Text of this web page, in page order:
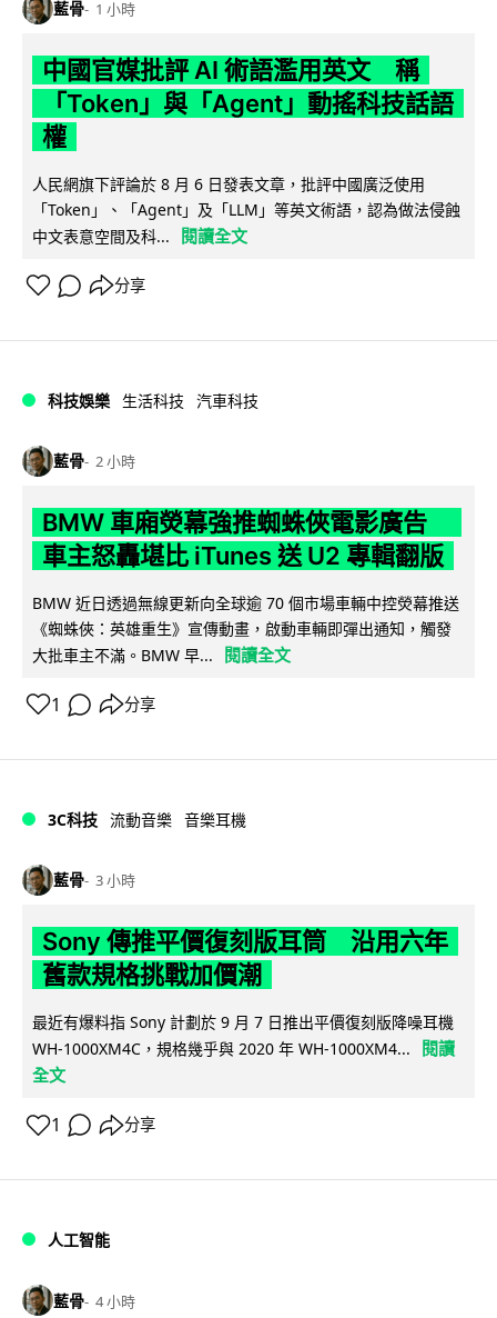
藍骨 1 小時
中國官媒批評 AI 術語濫用英文 稱
「Token」與「Agent」動搖科技話語
權
人民網旗下評論於 8 月 6 日發表文章，批評中國廣泛使用
「Token」、「Agent」及「LLM」等英文術語，認為做法侵蝕
中文表意空間及科...
閱讀全文
分享
科技娛樂 生活科技 汽車科技
藍骨 2 小時
BMW 車廂熒幕強推蜘蛛俠電影廣告
車主怒轟堪比 iTunes 送 U2 專輯翻版
BMW 近日透過無線更新向全球逾 70 個市場車輛中控熒幕推送
《蜘蛛俠：英雄重生》宣傳動畫，啟動車輛即彈出通知，觸發
大批車主不滿。BMW 早...
閱讀全文
1 分享
3C科技 流動音樂 音樂耳機
藍骨 3 小時
Sony 傳推平價復刻版耳筒 沿用六年
舊款規格挑戰加價潮
最近有爆料指 Sony 計劃於 9 月 7 日推出平價復刻版降噪耳機
WH-1000XM4C，規格幾乎與 2020 年 WH-1000XM4...
閱讀
全文
1 分享
人工智能
藍骨 4 小時